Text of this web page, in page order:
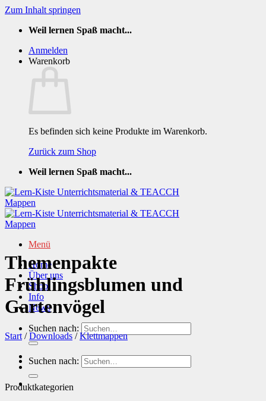
Zum Inhalt springen
Weil lernen Spaß macht...
Anmelden
Warenkorb
Es befinden sich keine Produkte im Warenkorb.
Zurück zum Shop
Weil lernen Spaß macht...
Menü
Home
Über uns
Shop
Info
News
Suchen nach:
Suchen nach:
Themenpakte
Frühlingsblumen und
Gartenvögel
Start / Downloads / Klettmappen
Produktkategorien